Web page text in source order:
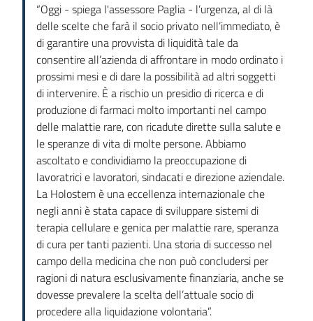
“Oggi - spiega l'assessore Paglia - l’urgenza, al di là
delle scelte che farà il socio privato nell’immediato, è
di garantire una provvista di liquidità tale da
consentire all’azienda di affrontare in modo ordinato i
prossimi mesi e di dare la possibilità ad altri soggetti
di intervenire. È a rischio un presidio di ricerca e di
produzione di farmaci molto importanti nel campo
delle malattie rare, con ricadute dirette sulla salute e
le speranze di vita di molte persone. Abbiamo
ascoltato e condividiamo la preoccupazione di
lavoratrici e lavoratori, sindacati e direzione aziendale.
La Holostem è una eccellenza internazionale che
negli anni è stata capace di sviluppare sistemi di
terapia cellulare e genica per malattie rare, speranza
di cura per tanti pazienti. Una storia di successo nel
campo della medicina che non può concludersi per
ragioni di natura esclusivamente finanziaria, anche se
dovesse prevalere la scelta dell’attuale socio di
procedere alla liquidazione volontaria”.